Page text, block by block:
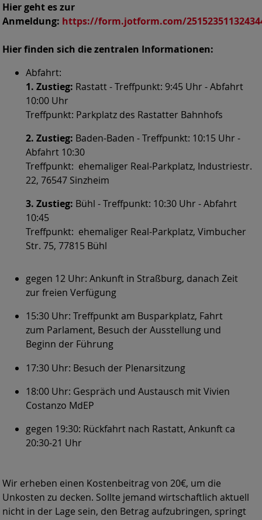
Hier geht es zur
Anmeldung: https://form.jotform.com/
Hier finden sich die zentralen Informationen:
Abfahrt:
1. Zustieg: Rastatt - Treffpunkt: 9:45 Uhr - Abfahrt
10:00 Uhr
Treffpunkt: Parkplatz des Rastatter Bahnhofs
2. Zustieg: Baden-Baden - Treffpunkt: 10:15 Uhr -
Abfahrt 10:30
Treffpunkt: ehemaliger Real-Parkplatz, Industriestr.
22, 76547 Sinzheim
3. Zustieg: Bühl - Treffpunkt: 10:30 Uhr - Abfahrt
10:45
Treffpunkt: ehemaliger Real-Parkplatz, Vimbucher
Str. 75, 77815 Bühl
gegen 12 Uhr: Ankunft in Straßburg, danach Zeit
zur freien Verfügung
15:30 Uhr: Treffpunkt am Busparkplatz, Fahrt
zum Parlament, Besuch der Ausstellung und
Beginn der Führung
17:30 Uhr: Besuch der Plenarsitzung
18:00 Uhr: Gespräch und Austausch mit Vivien
Costanzo MdEP
gegen 19:30: Rückfahrt nach Rastatt, Ankunft ca
20:30-21 Uhr
Wir erheben einen Kostenbeitrag von 20€, um die
Unkosten zu decken. Sollte jemand wirtschaftlich aktuell
nicht in der Lage sein, den Betrag aufzubringen, springt